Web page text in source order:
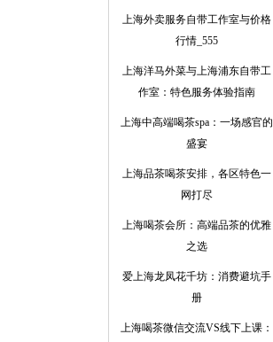
上海外卖服务自带工作室与价格
行情_555
上海洋马外菜与上海浦东自带工
作室：特色服务体验指南
上海中高端喝茶spa：一场感官的
盛宴
上海品茶喝茶安排，各区特色一
网打尽
上海喝茶会所：高端品茶的优雅
之选
爱上海龙凤花千坊：消费避坑手
册
上海喝茶微信交流VS线下上课：